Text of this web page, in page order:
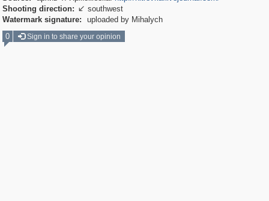
Shooting direction:  southwest
Watermark signature:
uploaded by Mihalych
0
Sign in to share your opinion